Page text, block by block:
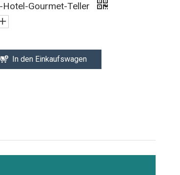
Gourmet-Teller
In den Einkaufswagen